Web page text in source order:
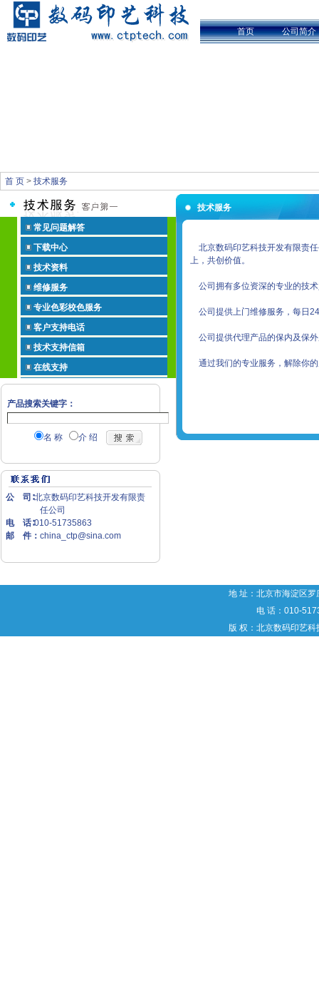
首页 公司简介
首 页 > 技术服务
常见问题解答
下载中心
技术资料
维修服务
专业色彩校色服务
客户支持电话
技术支持信箱
在线支持
产品搜索关键字：
名 称 介 绍
公 司∶北京数码印艺科技开发有限责
任公司
电 话∶010-51735863
邮 件： china_ctp@sina.com
技术服务
北京数码印艺科技开发有限责
上，共创价值。
公司拥有多位资深的专业的技
公司提供上门维修服务，每日
公司提供代理产品的保内及保
通过我们的专业服务，解除你
地 址：北京市海淀区
电 话：010-
版 权：北京数码印艺